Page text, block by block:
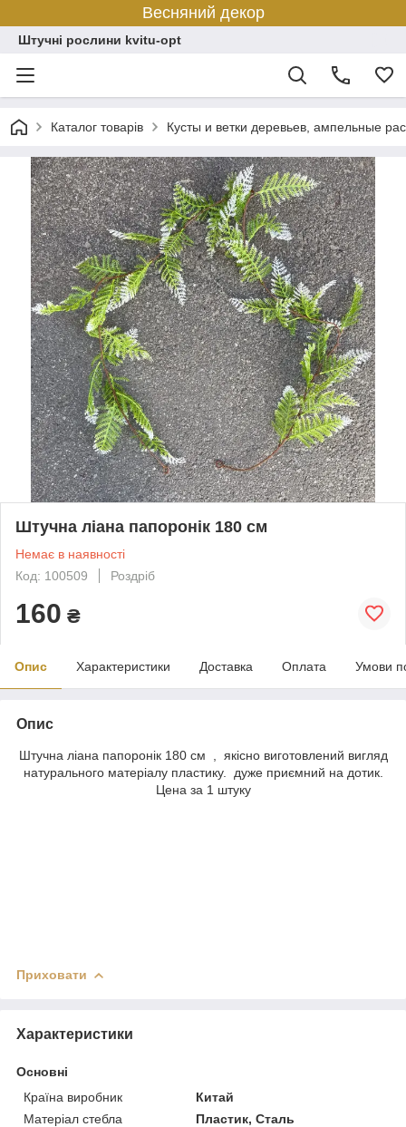
Весняний декор
Штучні рослини kvitu-opt
Каталог товарів Кусты и ветки деревьев, ампельные
Штучна ліана папоронік 180 см
Немає в наявності
Код: 100509
Роздріб
160 ₴
Опис Характеристики Доставка Оплата Умови
Опис
Штучна ліана папоронік 180 см , якісно виготовлений вигляд
натурального матеріалу пластику. дуже приємний на дотик.
Цена за 1 штуку
Приховати
Характеристики
Основні
Країна виробник
Китай
Матеріал стебла
Пластик, Сталь